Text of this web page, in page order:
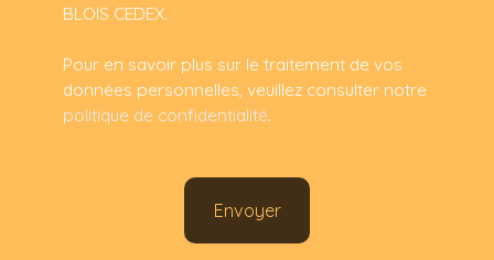
BLOIS CEDEX.
Pour en savoir plus sur le traitement de vos
données personnelles, veuillez consulter notre
politique de confidentialité.
Envoyer